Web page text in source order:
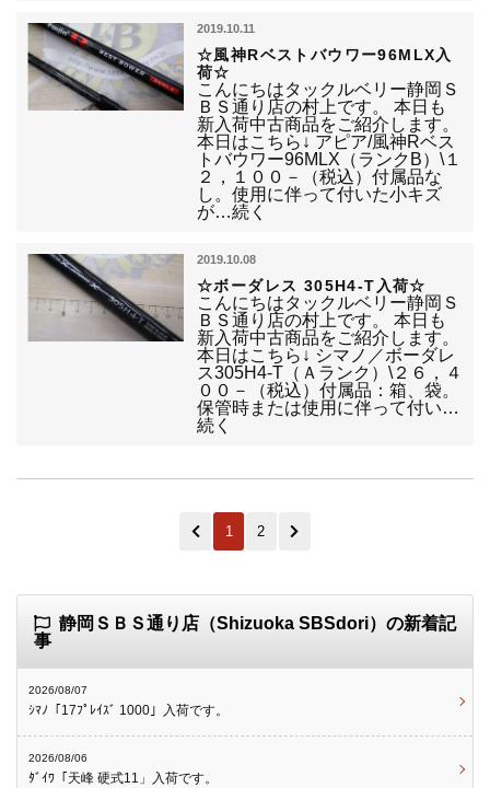
2019.10.11
☆風神Rベストバウワー96MLX入
荷☆
こんにちはタックルベリー静岡Ｓ
ＢＳ通り店の村上です。 本日も
新入荷中古商品をご紹介します。
本日はこちら↓ アピア/風神Rベス
トバウワー96MLX（ランクB）\１
２，１００－（税込）付属品な
し。使用に伴って付いた小キズ
が…続く
2019.10.08
☆ボーダレス 305H4-T入荷☆
こんにちはタックルベリー静岡Ｓ
ＢＳ通り店の村上です。 本日も
新入荷中古商品をご紹介します。
本日はこちら↓ シマノ／ボーダレ
ス305H4-T（Ａランク）\２６，４
００－（税込）付属品：箱、袋。
保管時または使用に伴って付い…
続く
1 2
静岡ＳＢＳ通り店（Shizuoka SBSdori）の新着記
事
2026/08/07
ｼﾏﾉ「17ﾌﾟﾚｲｽﾞ 1000」入荷です。
2026/08/06
ﾀﾞｲﾜ「天峰 硬式11」入荷です。